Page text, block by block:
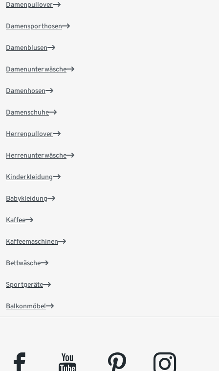
Damenpullover
Damensporthosen
Damenblusen
Damenunterwäsche
Damenhosen
Damenschuhe
Herrenpullover
Herrenunterwäsche
Kinderkleidung
Babykleidung
Kaffee
Kaffeemaschinen
Bettwäsche
Sportgeräte
Balkonmöbel
facebook youtube pinterest instagram